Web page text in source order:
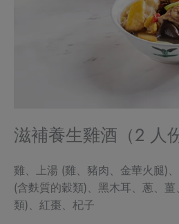
滋補養生雞酒（2 人
雞、上湯 (雞、豬肉、金華火腿)
(含麩質的穀類)、黑木耳、蔥、
類)、紅棗、杞子